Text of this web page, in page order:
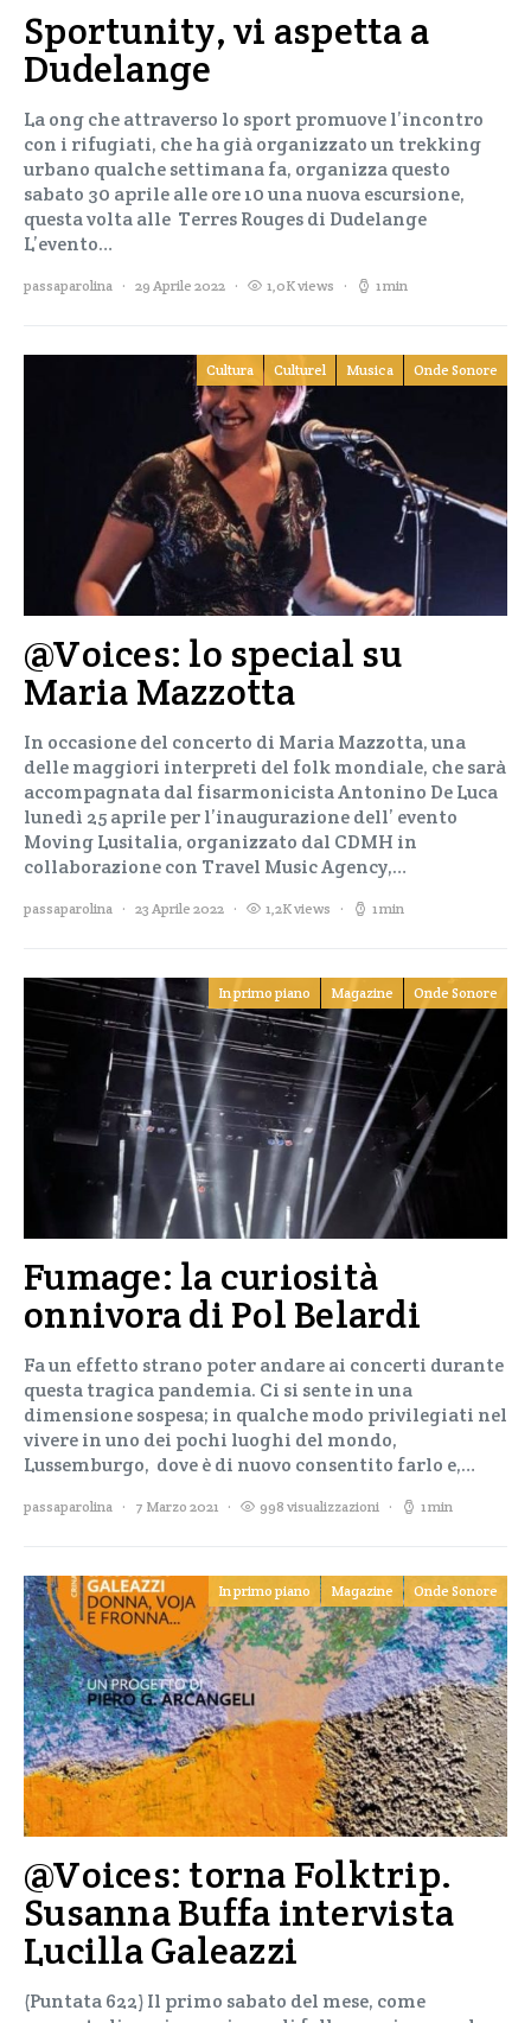
Sportunity, vi aspetta a
Dudelange
La ong che attraverso lo sport promuove l’incontro
con i rifugiati, che ha già organizzato un trekking
urbano qualche settimana fa, organizza questo
sabato 30 aprile alle ore 10 una nuova escursione,
questa volta alle Terres Rouges di Dudelange
L’evento…
passaparolina 29 Aprile 2022 1,0K views 1 min
Cultura Culturel Musica Onde Sonore
@Voices: lo special su
Maria Mazzotta
In occasione del concerto di Maria Mazzotta, una
delle maggiori interpreti del folk mondiale, che sarà
accompagnata dal fisarmonicista Antonino De Luca
lunedì 25 aprile per l’inaugurazione dell’ evento
Moving Lusitalia, organizzato dal CDMH in
collaborazione con Travel Music Agency,…
passaparolina 23 Aprile 2022 1,2K views 1 min
In primo piano Magazine Onde Sonore
Fumage: la curiosità
onnivora di Pol Belardi
Fa un effetto strano poter andare ai concerti durante
questa tragica pandemia. Ci si sente in una
dimensione sospesa; in qualche modo privilegiati nel
vivere in uno dei pochi luoghi del mondo,
Lussemburgo, dove è di nuovo consentito farlo e,…
passaparolina 7 Marzo 2021 998 visualizzazioni 1 min
In primo piano Magazine Onde Sonore
@Voices: torna Folktrip.
Susanna Buffa intervista
Lucilla Galeazzi
(Puntata 622) Il primo sabato del mese, come